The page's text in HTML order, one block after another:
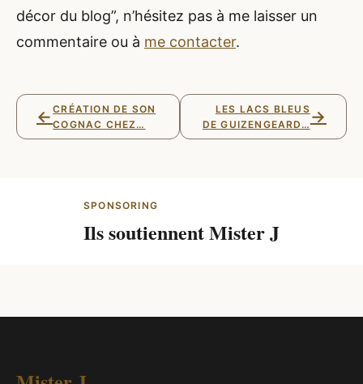
décor du blog”, n’hésitez pas à me laisser un
commentaire ou à me contacter.
←CRÉATION DE SON
COGNAC CHEZ…
LES LACS BLEUS
DE GUIZENGEARD…→
SPONSORING
Ils soutiennent Mister J